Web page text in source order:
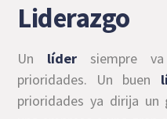
Liderazgo
Un líder
siempre
prioridades. Un buen
prioridades ya dirija un